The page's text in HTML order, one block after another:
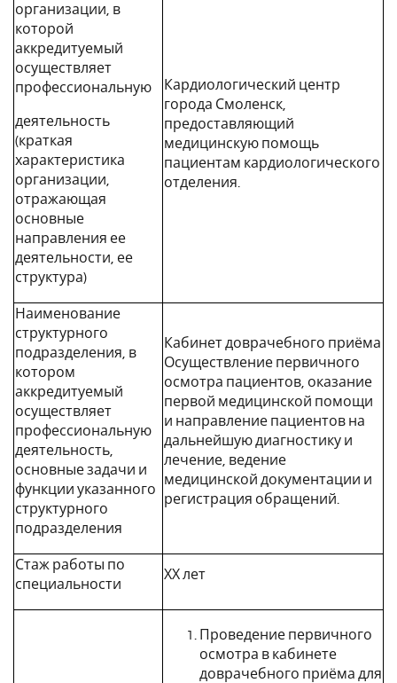
организации, в
которой
аккредитуемый
осуществляет
профессиональную
деятельность
(краткая
характеристика
организации,
отражающая
основные
направления ее
деятельности, ее
структура)
Кардиологический центр
города Смоленск,
предоставляющий
медицинскую помощь
пациентам кардиологического
отделения.
Наименование
структурного
подразделения, в
котором
аккредитуемый
осуществляет
профессиональную
деятельность,
основные задачи и
функции указанного
структурного
подразделения
Кабинет доврачебного приёма
Осуществление первичного
осмотра пациентов, оказание
первой медицинской помощи
и направление пациентов на
дальнейшую диагностику и
лечение, ведение
медицинской документации и
регистрация обращений.
Стаж работы по
специальности
ХХ лет
Проведение первичного
осмотра в кабинете
доврачебного приёма для